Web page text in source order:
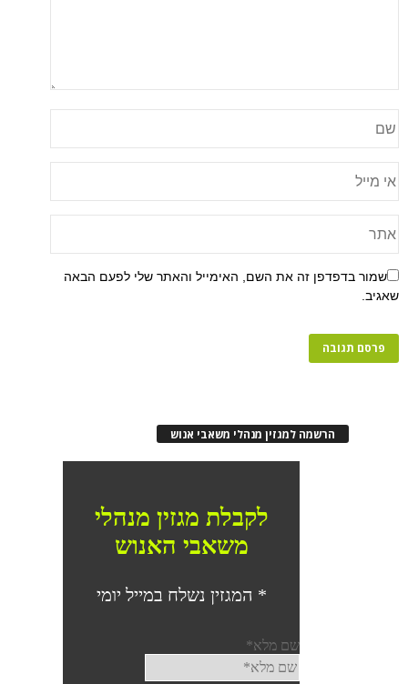
שמור בדפדפן זה את השם, האימייל והאתר שלי לפעם הבאה
שאגיב.
הרשמה למגזין מנהלי משאבי אנוש